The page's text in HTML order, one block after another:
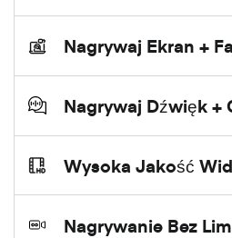
Nagrywaj Ekran +
Nagrywaj Dźwięk +
Wysoka Jakość
Nagrywanie Bez